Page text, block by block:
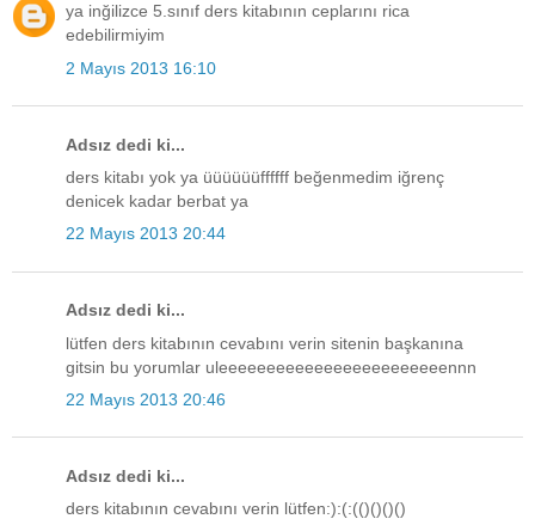
ya inğilizce 5.sınıf ders kitabının ceplarını rica
edebilirmiyim
2 Mayıs 2013 16:10
Adsız dedi ki...
ders kitabı yok ya üüüüüüffffff beğenmedim iğrenç
denicek kadar berbat ya
22 Mayıs 2013 20:44
Adsız dedi ki...
lütfen ders kitabının cevabını verin sitenin başkanına
gitsin bu yorumlar uleeeeeeeeeeeeeeeeeeeeeeeennn
22 Mayıs 2013 20:46
Adsız dedi ki...
ders kitabının cevabını verin lütfen:):(:(()()()()